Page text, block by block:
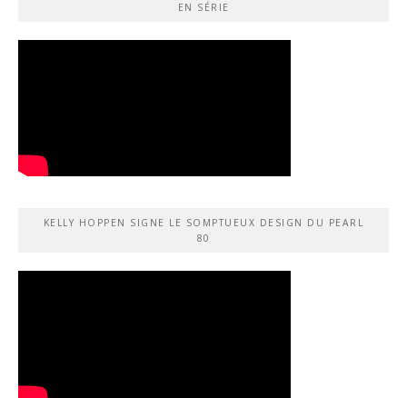
EN SÉRIE
KELLY HOPPEN SIGNE LE SOMPTUEUX DESIGN DU PEARL
80